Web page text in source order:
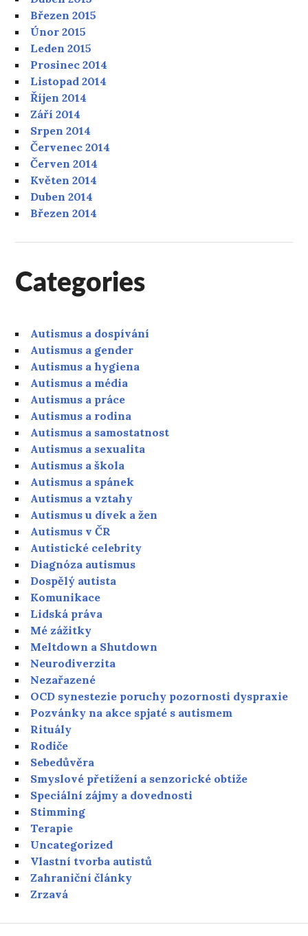
Březen 2015
Únor 2015
Leden 2015
Prosinec 2014
Listopad 2014
Říjen 2014
Září 2014
Srpen 2014
Červenec 2014
Červen 2014
Květen 2014
Duben 2014
Březen 2014
Categories
Autismus a dospívání
Autismus a gender
Autismus a hygiena
Autismus a média
Autismus a práce
Autismus a rodina
Autismus a samostatnost
Autismus a sexualita
Autismus a škola
Autismus a spánek
Autismus a vztahy
Autismus u dívek a žen
Autismus v ČR
Autistické celebrity
Diagnóza autismus
Dospělý autista
Komunikace
Lidská práva
Mé zážitky
Meltdown a Shutdown
Neurodiverzita
Nezařazené
OCD synestezie poruchy pozornosti dyspraxie
Pozvánky na akce spjaté s autismem
Rituály
Rodiče
Sebedůvěra
Smyslové přetížení a senzorické obtíže
Speciální zájmy a dovednosti
Stimming
Terapie
Uncategorized
Vlastní tvorba autistů
Zahraniční články
Zrzavá